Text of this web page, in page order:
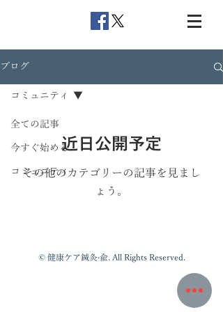
ブログ
全ての記事
今すぐ始める
コミュニティ
コミュニティ
近日公開予定
その他のカテゴリーの記事を見まし
ょう。
​© 健康ケア鍼灸·兪. All Rights Reserved.